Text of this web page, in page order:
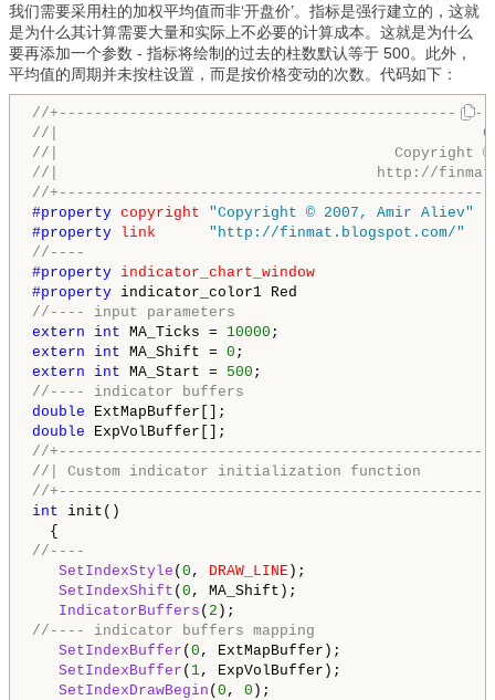
我们需要采用柱的加权平均值而非‘开盘价’。指标是强行建立的，这就
是为什么其计算需要大量和实际上不必要的计算成本。这就是为什么
要再添加一个参数 - 指标将绘制的过去的柱数默认等于 500。此外，
平均值的周期并未按柱设置，而是按价格变动的次数。代码如下：
//
//|
//|
//|                                    http://
//
#property copyright
"Copyright © 2007, Amir Aliev"
#property link
"http://finmat.blogspot.com/"
//----
#property indicator_chart_window
#property
//---- input parameters
extern
int MA_Ticks = 10000
extern
int MA_Shift = 0
extern
int MA_Start = 500
//---- indicator buffers
double
double
//
//| Custom indicator initialization function
//
int init()
//----
SetIndexStyle (0 , DRAW_LINE);
SetIndexShift (0 , MA_Shift);
IndicatorBuffers ( 2
//---- indicator buffers mapping
SetIndexBuffer (0 , ExtMapBuffer);
SetIndexBuffer ( 1, ExpVolBuffer);
SetIndexDrawBegin (0 , 0